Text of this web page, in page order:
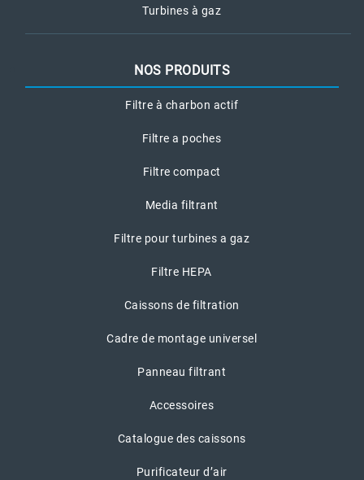
Turbines à gaz
NOS PRODUITS
Filtre à charbon actif
Filtre a poches
Filtre compact
Media filtrant
Filtre pour turbines a gaz
Filtre HEPA
Caissons de filtration
Cadre de montage universel
Panneau filtrant
Accessoires
Catalogue des caissons
Purificateur d’air